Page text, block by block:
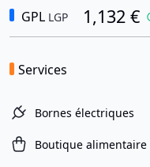
GPL LGP 1,132 €
Services
Bornes électriques
Boutique alimentaire